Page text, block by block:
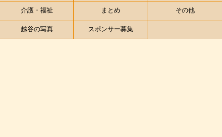
介護・福祉 まとめ その他
越谷の写真 スポンサー募集